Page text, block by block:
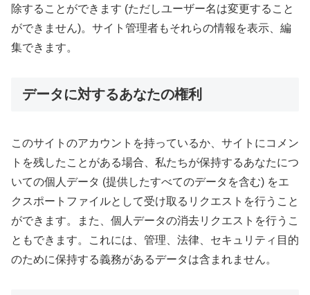
除することができます (ただしユーザー名は変更すること
ができません)。サイト管理者もそれらの情報を表示、編
集できます。
データに対するあなたの権利
このサイトのアカウントを持っているか、サイトにコメン
トを残したことがある場合、私たちが保持するあなたにつ
いての個人データ (提供したすべてのデータを含む) をエ
クスポートファイルとして受け取るリクエストを行うこと
ができます。また、個人データの消去リクエストを行うこ
ともできます。これには、管理、法律、セキュリティ目的
のために保持する義務があるデータは含まれません。